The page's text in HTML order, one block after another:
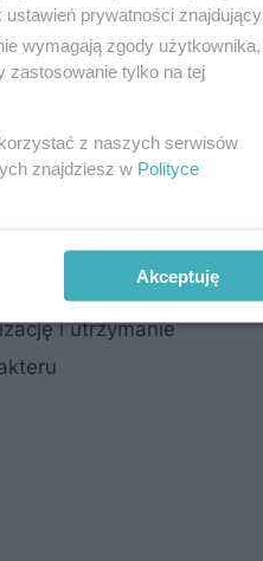
dla
i utrzymanie
prywatności znajdujący
wymagają zgody użytkownika,
zastosowanie tylko na tej
z naszych serwisów
znajdziesz w Polityce
Akceptuję